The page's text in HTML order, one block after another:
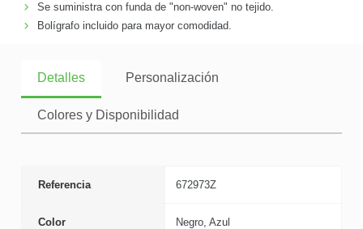
Se suministra con funda de "non-woven" no tejido.
Bolígrafo incluido para mayor comodidad.
Detalles Personalización
Colores y Disponibilidad
Referencia 672973Z
Color Negro, Azul